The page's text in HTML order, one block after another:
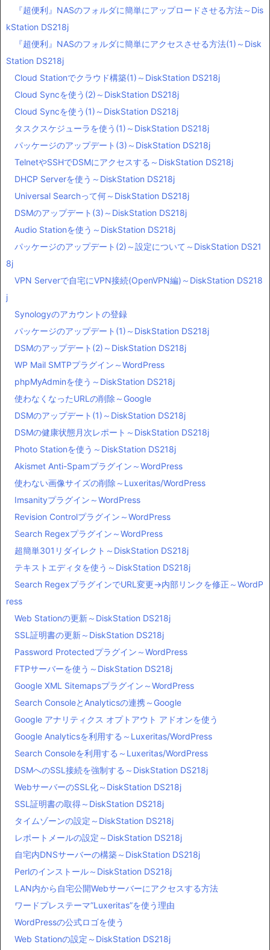
『超便利』NASのフォルダに簡単にアップロードさせる方法～Dis
kStation DS218j
『超便利』NASのフォルダに簡単にアクセスさせる方法(1)～Disk
Station DS218j
Cloud Stationでクラウド構築(1)～DiskStation DS218j
Cloud Syncを使う(2)～DiskStation DS218j
Cloud Syncを使う(1)～DiskStation DS218j
タスクスケジューラを使う(1)～DiskStation DS218j
パッケージのアップデート(3)～DiskStation DS218j
TelnetやSSHでDSMにアクセスする～DiskStation DS218j
DHCP Serverを使う～DiskStation DS218j
Universal Searchって何～DiskStation DS218j
DSMのアップデート(3)～DiskStation DS218j
Audio Stationを使う～DiskStation DS218j
パッケージのアップデート(2)～設定について～DiskStation DS21
8j
VPN Serverで自宅にVPN接続(OpenVPN編)～DiskStation DS218
j
Synologyのアカウントの登録
パッケージのアップデート(1)～DiskStation DS218j
DSMのアップデート(2)～DiskStation DS218j
WP Mail SMTPプラグイン～WordPress
phpMyAdminを使う～DiskStation DS218j
使わなくなったURLの削除～Google
DSMのアップデート(1)～DiskStation DS218j
DSMの健康状態月次レポート～DiskStation DS218j
Photo Stationを使う～DiskStation DS218j
Akismet Anti-Spamプラグイン～WordPress
使わない画像サイズの削除～Luxeritas/WordPress
Imsanityプラグイン～WordPress
Revision Controlプラグイン～WordPress
Search Regexプラグイン～WordPress
超簡単301リダイレクト～DiskStation DS218j
テキストエディタを使う～DiskStation DS218j
Search RegexプラグインでURL変更→内部リンクを修正～WordP
ress
Web Stationの更新～DiskStation DS218j
SSL証明書の更新～DiskStation DS218j
Password Protectedプラグイン～WordPress
FTPサーバーを使う～DiskStation DS218j
Google XML Sitemapsプラグイン～WordPress
Search ConsoleとAnalyticsの連携～Google
Google アナリティクス オプトアウト アドオンを使う
Google Analyticsを利用する～Luxeritas/WordPress
Search Consoleを利用する～Luxeritas/WordPress
DSMへのSSL接続を強制する～DiskStation DS218j
WebサーバーのSSL化～DiskStation DS218j
SSL証明書の取得～DiskStation DS218j
タイムゾーンの設定～DiskStation DS218j
レポートメールの設定～DiskStation DS218j
自宅内DNSサーバーの構築～DiskStation DS218j
Perlのインストール～DiskStation DS218j
LAN内から自宅公開Webサーバーにアクセスする方法
ワードプレステーマ”Luxeritas”を使う理由
WordPressの公式ロゴを使う
Web Stationの設定～DiskStation DS218j